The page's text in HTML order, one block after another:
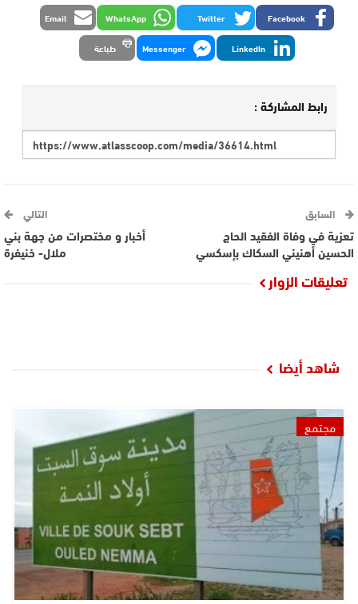
Facebook
Twitter
WhatsApp
Email
LinkedIn
Messenger طباعة
رابط المشاركة :
السابق
تعزية في وفاة الفقيد الحاج
الحسين أهنيني السكاك بإسكسي
التالي
أخبار و مختصرات من جهة بني
ملال- خنيفرة
تعليقات الزوار
شاهد أيضا
مجتمع